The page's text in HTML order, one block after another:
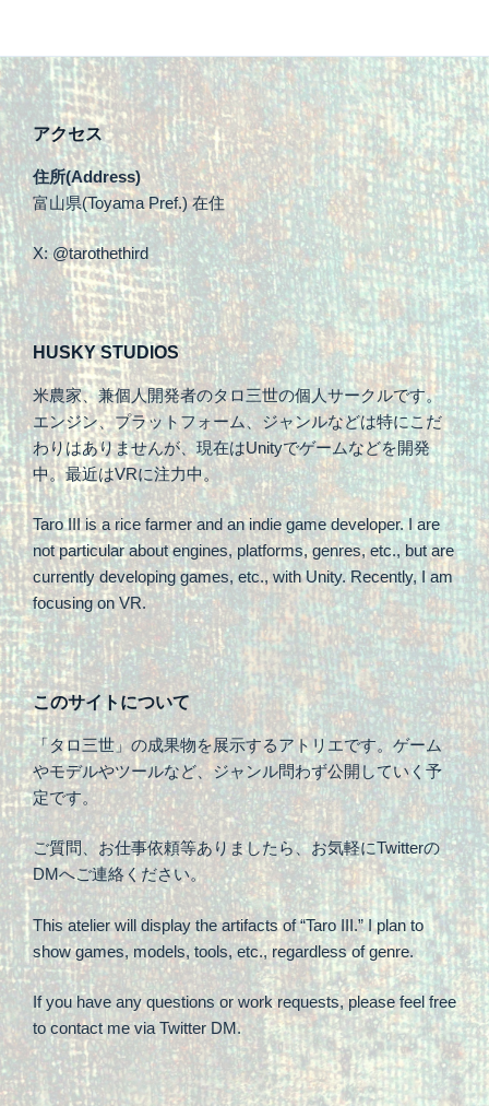
アクセス
住所(Address)
富山県(Toyama Pref.) 在住
X: @tarothethird
HUSKY STUDIOS
米農家、兼個人開発者のタロ三世の個人サークルです。
エンジン、プラットフォーム、ジャンルなどは特にこだ
わりはありませんが、現在はUnityでゲームなどを開発
中。最近はVRに注力中。
Taro III is a rice farmer and an indie game developer. I are
not particular about engines, platforms, genres, etc., but are
currently developing games, etc., with Unity. Recently, I am
focusing on VR.
このサイトについて
「タロ三世」の成果物を展示するアトリエです。ゲーム
やモデルやツールなど、ジャンル問わず公開していく予
定です。
ご質問、お仕事依頼等ありましたら、お気軽にTwitterの
DMへご連絡ください。
This atelier will display the artifacts of “Taro III.” I plan to
show games, models, tools, etc., regardless of genre.
If you have any questions or work requests, please feel free
to contact me via Twitter DM.